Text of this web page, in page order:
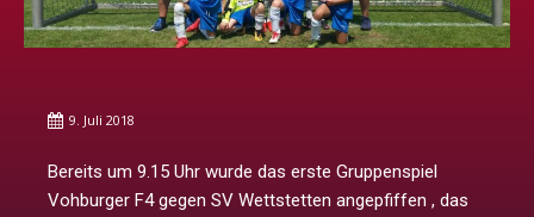
9. Juli 2018
Bereits um 9.15 Uhr wurde das erste Gruppenspiel
Vohburger F4 gegen SV Wettstetten angepfiffen , das